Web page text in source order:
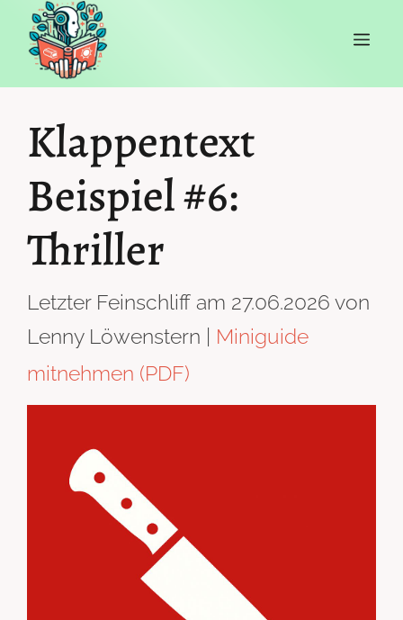
Zum
Inhalt
springen
Klappentext
Beispiel #6:
Thriller
Letzter Feinschliff am 27.06.2026 von
Lenny Löwenstern | Miniguide
mitnehmen (PDF)